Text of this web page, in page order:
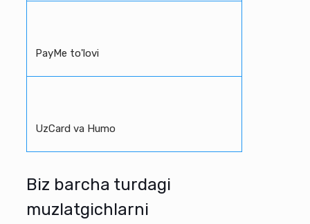
PayMe to'lovi
UzCard va Humo
Biz barcha turdagi
muzlatgichlarni